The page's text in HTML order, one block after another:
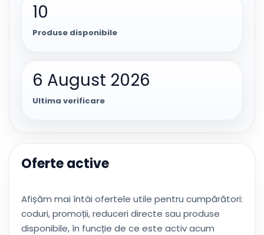
10
Produse disponibile
6 August 2026
Ultima verificare
Oferte active
Afișăm mai întâi ofertele utile pentru cumpărători:
coduri, promoții, reduceri directe sau produse
disponibile, în funcție de ce este activ acum